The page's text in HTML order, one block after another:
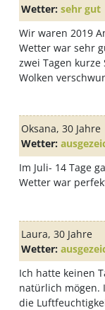
Wetter: sehr gut
Wir waren 2019
Wetter war sehr
zwei Tagen
Wolken
Oksana, 30 Jahre
Wetter:
Im Juli- 14 Tage
Wetter war
Laura, 30 Jahre
Wetter:
Ich hatte keinen
natürlich mögen.
die